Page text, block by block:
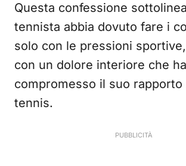
Questa confessione
tennista abbia dovuto fare i
solo con le pressioni
con un dolore interiore che
compromesso il suo rapporto
tennis.